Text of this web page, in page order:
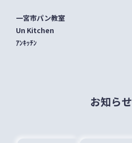
一宮市パン教室
Un Kitchen
ｱﾝｷｯﾁﾝ
お知らせ